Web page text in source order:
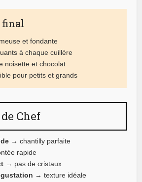
final
et fondante
à chaque cuillère
noisette et chocolat
pour petits et grands
Chef
→ chantilly parfaite
rapide
→ pas de cristaux
→ texture idéale